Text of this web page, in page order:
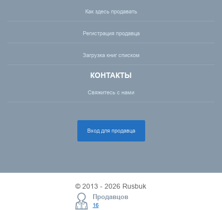
Как здесь продавать
Регистрация продавца
Загрузка книг списком
КОНТАКТЫ
Свяжитесь с нами
Вход для продавца
© 2013 - 2026 Rusbuk
Продавцов
16